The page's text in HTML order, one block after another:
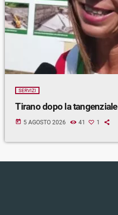
SERVIZI
Tirano dopo la tangenziale
today 5 AGOSTO 2026 41 1